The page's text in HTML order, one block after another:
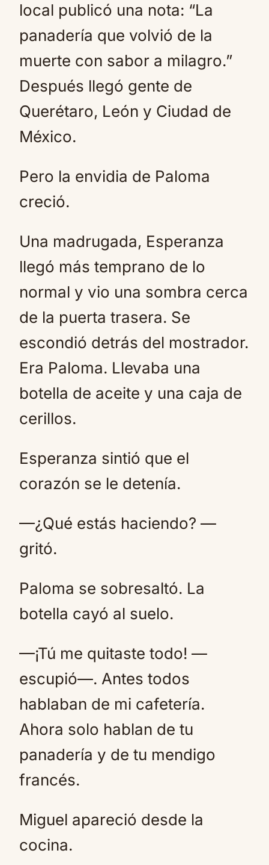
local publicó una nota: “La
panadería que volvió de la
muerte con sabor a milagro.”
Después llegó gente de
Querétaro, León y Ciudad de
México.
Pero la envidia de Paloma
creció.
Una madrugada, Esperanza
llegó más temprano de lo
normal y vio una sombra cerca
de la puerta trasera. Se
escondió detrás del mostrador.
Era Paloma. Llevaba una
botella de aceite y una caja de
cerillos.
Esperanza sintió que el
corazón se le detenía.
—¿Qué estás haciendo? —
gritó.
Paloma se sobresaltó. La
botella cayó al suelo.
—¡Tú me quitaste todo! —
escupió—. Antes todos
hablaban de mi cafetería.
Ahora solo hablan de tu
panadería y de tu mendigo
francés.
Miguel apareció desde la
cocina.